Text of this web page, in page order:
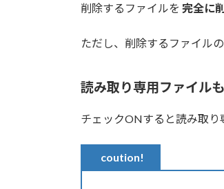
削除するファイルを 完全に
ただし、削除するファイル
読み取り専用ファイル
チェックONすると読み取り
coution!